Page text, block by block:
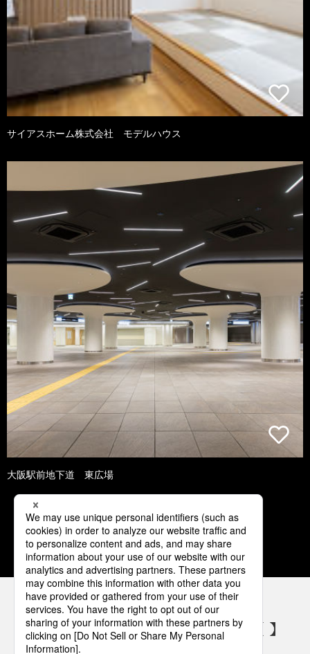
サイアスホーム株式会社 モデルハウス
大阪駅前地下道 東広場
1 2 3 4 5
パナソニックの電気設備 SNSアカウント